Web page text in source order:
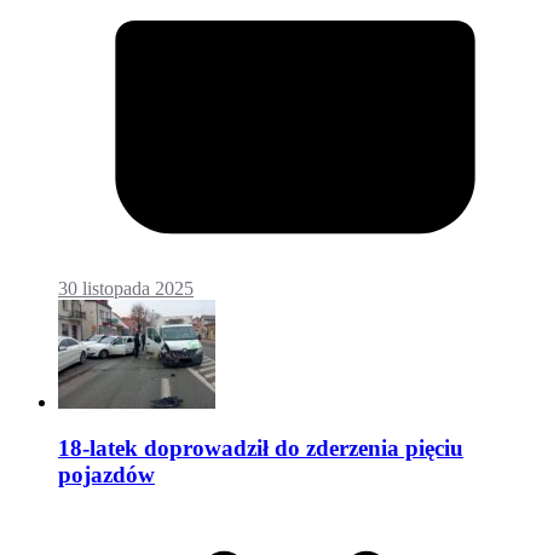
30 listopada 2025
18-latek doprowadził do zderzenia pięciu
pojazdów